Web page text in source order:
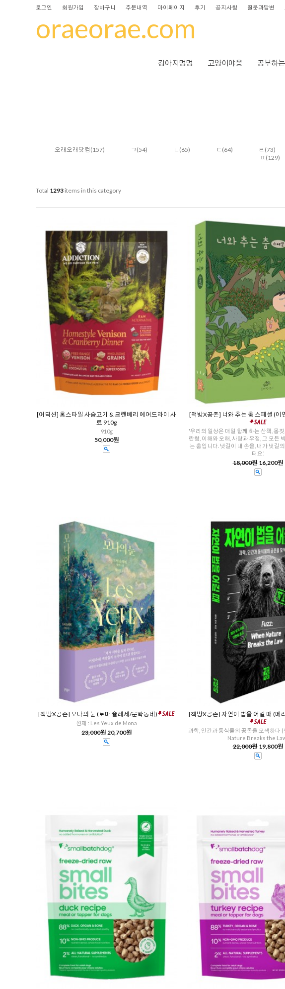
로그인 회원가입 장바구니 주문내역 마이페이지 후기 공지사항 질문과답변
oraeorae.com
강아지멍멍 고양이야옹 공부하
오래오래닷컴 (157) ㄱ (54) ㄴ (65) ㄷ(64) ㄹ (73)
ㅍ (129)
Total 1293 items in this category
[어딕션] 홈스타일 사슴고기 & 크랜베리 에어드라이 사
료 910g
910g
50,000원
[책방X공존] 너와 추는 춤 스페셜 (이
'우리의 일상은 매일 함께 하는 산책, 몸
란함, 이해와 오해, 사랑과 우정, 그 모든
는 춤입니다. 냇길이 내 손을, 내가 냇길
터요.'
18,000원 16,200원
[책방X공존] 모나의 눈 (토마 슐레세/문학동네)
원제 : Les Yeux de Mona
23,000원20,700원
[책방X공존] 자연이 법을 어길 때 (메
과학, 인간과 동식물의 공존을 모색하다
Nature Breaks the
22,000원 19,800원